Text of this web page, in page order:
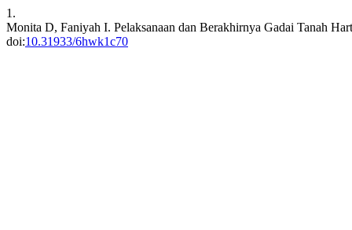
1.
Monita D, Faniyah I. Pelaksanaan dan Berakhirnya Gadai Tanah
doi:10.31933/6hwk1c70